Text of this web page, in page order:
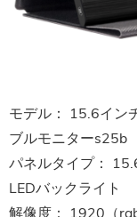
モデル： 15.6イン
ブルモニターs25b
パネルタイプ：
LEDバックライト